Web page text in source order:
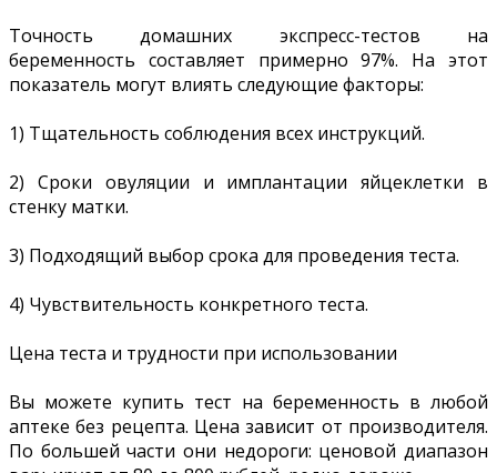
Точность домашних экспресс-тестов на
беременность составляет примерно 97%. На этот
показатель могут влиять следующие факторы:
1) Тщательность соблюдения всех инструкций.
2) Сроки овуляции и имплантации яйцеклетки в
стенку матки.
3) Подходящий выбор срока для проведения теста.
4) Чувствительность конкретного теста.
Цена теста и трудности при использовании
Вы можете купить тест на беременность в любой
аптеке без рецепта. Цена зависит от производителя.
По большей части они недороги: ценовой диапазон